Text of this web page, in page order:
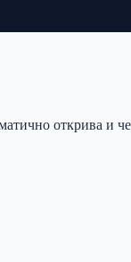
открива и